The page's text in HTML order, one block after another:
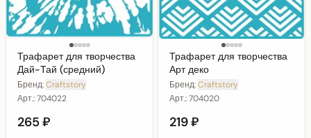
Трафарет для творчества
Дай-Тай (средний)
Бренд:Craftstory
Арт.:704022
265 ₽
Трафарет для творчества
Арт деко
Бренд:Craftstory
Арт.:704020
219 ₽